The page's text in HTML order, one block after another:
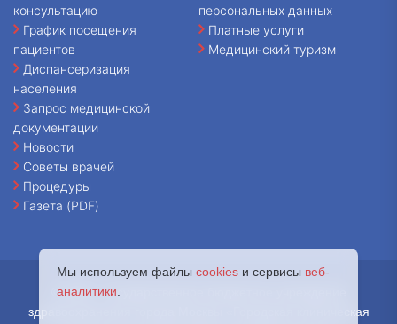
консультацию
График посещения
пациентов
Диспансеризация
населения
Запрос медицинской
документации
Новости
Советы врачей
Процедуры
Газета (PDF)
персональных данных
Платные услуги
Медицинский туризм
© 2026 - Государственное бюджетное учреждение
здравоохранения города Москвы «Городская клиническая
Мы используем файлы cookies и сервисы веб-
аналитики